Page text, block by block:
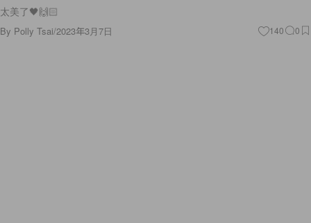
太美了🖤🙌🏻
By Polly Tsai/2023年3月7日 140 0